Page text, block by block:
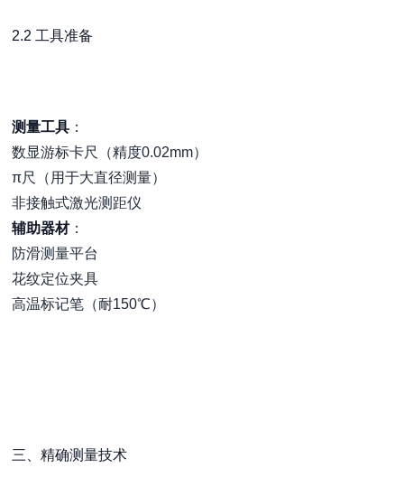
2.2 工具准备
测量工具 ：
数显游标卡尺（精度0.02mm）
π尺（用于大直径测量）
非接触式激光测距仪
辅助器材：
防滑测量平台
花纹定位夹具
高温标记笔（耐150℃）
三、精确测量技术